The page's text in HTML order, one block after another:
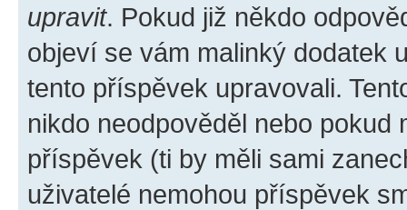
upravit. Pokud již někdo
objeví se vám malinký dodatek
tento příspěvek upravovali.
nikdo neodpověděl nebo pokud
příspěvek (ti by měli sami
uživatelé nemohou příspěvek